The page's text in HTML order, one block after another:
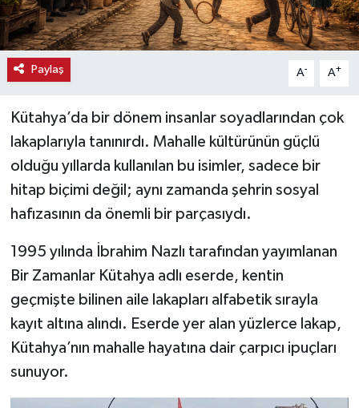
Paylaş A- A+
Kütahya’da bir dönem insanlar soyadlarından çok
lakaplarıyla tanınırdı. Mahalle kültürünün güçlü
olduğu yıllarda kullanılan bu isimler, sadece bir
hitap biçimi değil; aynı zamanda şehrin sosyal
hafızasının da önemli bir parçasıydı.
1995 yılında İbrahim Nazlı tarafından yayımlanan
Bir Zamanlar Kütahya adlı eserde, kentin
geçmişte bilinen aile lakapları alfabetik sırayla
kayıt altına alındı. Eserde yer alan yüzlerce lakap,
Kütahya’nın mahalle hayatına dair çarpıcı ipuçları
sunuyor.
Sağlık
Seri İlan
Spor
Teknoloji
Vasıta
Vefat Haberleri
Yaşam